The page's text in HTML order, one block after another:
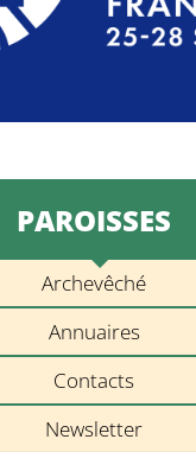
PAROISSES
Archevêché
Annuaires
Contacts
Newsletter